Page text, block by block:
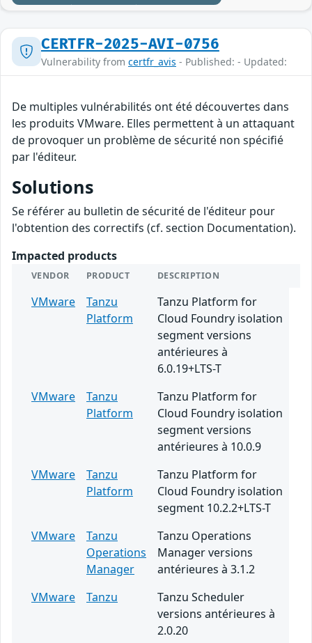
CERTFR-2025-AVI-0756
Vulnerability from certfr_avis - Published: - Updated:
De multiples vulnérabilités ont été découvertes dans
les produits VMware. Elles permettent à un attaquant
de provoquer un problème de sécurité non spécifié
par l'éditeur.
Solutions
Se référer au bulletin de sécurité de l'éditeur pour
l'obtention des correctifs (cf. section Documentation).
Impacted products
VENDOR PRODUCT DESCRIPTION
VMware
Tanzu
Platform
Tanzu Platform for
Cloud Foundry isolation
segment versions
antérieures à
6.0.19+LTS-T
VMware
Tanzu
Platform
Tanzu Platform for
Cloud Foundry isolation
segment versions
antérieures à 10.0.9
VMware
Tanzu
Platform
Tanzu Platform for
Cloud Foundry isolation
segment 10.2.2+LTS-T
VMware
Tanzu
Operations
Manager
Tanzu Operations
Manager versions
antérieures à 3.1.2
VMware
Tanzu
Tanzu Scheduler
versions antérieures à
2.0.20